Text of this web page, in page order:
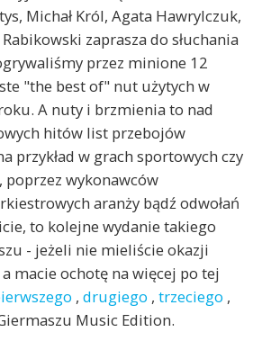
Michał Król, Agata Hawrylczuk,
zaprasza do słuchania
przez minione 12
"the best of" nut użytych w
A nuty i brzmienia to nad
hitów list przebojów
przykład w grach sportowych czy
wykonawców
aranży bądź odwołań
to kolejne wydanie takiego
- jeżeli nie mieliście okazji
macie ochotę na więcej po tej
, drugiego , trzeciego ,
Music Edition.